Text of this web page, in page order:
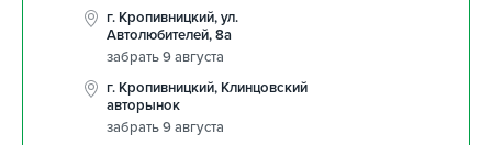
г. Кропивницкий, ул.
Автолюбителей, 8а
забрать 9 августа
г. Кропивницкий, Клинцовский
авторынок
забрать 9 августа